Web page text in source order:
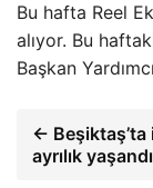
Bu hafta Reel
alıyor. Bu
Başkan
← Beşiktaş’ta
ayrılık